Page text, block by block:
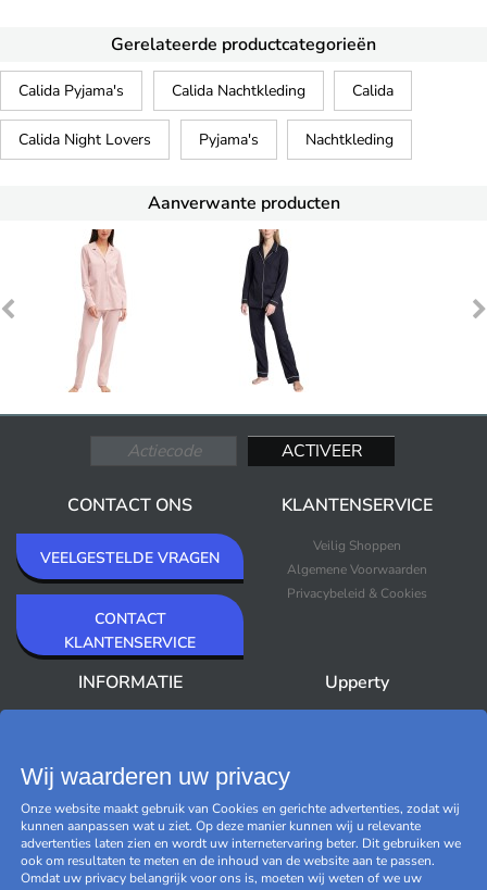
Gerelateerde productcategorieën
Calida Pyjama's Calida Nachtkleding Calida
Calida Night Lovers Pyjama's Nachtkleding
Aanverwante producten
CONTACT ONS
VEELGESTELDE VRAGEN
CONTACT
KLANTENSERVICE
KLANTENSERVICE
Veilig Shoppen
Algemene Voorwaarden
Privacybeleid & Cookies
INFORMATIE Upperty
Black Friday
Beheer cookies
Wij waarderen uw privacy
Onze website maakt gebruik van Cookies en gerichte advertenties, zodat wij
kunnen aanpassen wat u ziet. Op deze manier kunnen wij u relevante
advertenties laten zien en wordt uw internetervaring beter. Dit gebruiken we
ook om resultaten te meten en de inhoud van de website aan te passen.
Omdat uw privacy belangrijk voor ons is, moeten wij weten of we uw